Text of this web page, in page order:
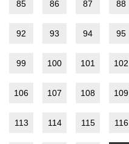
85 86 87 88
92 93 94 95
99 100 101 102
106 107 108 109
113 114 115 116